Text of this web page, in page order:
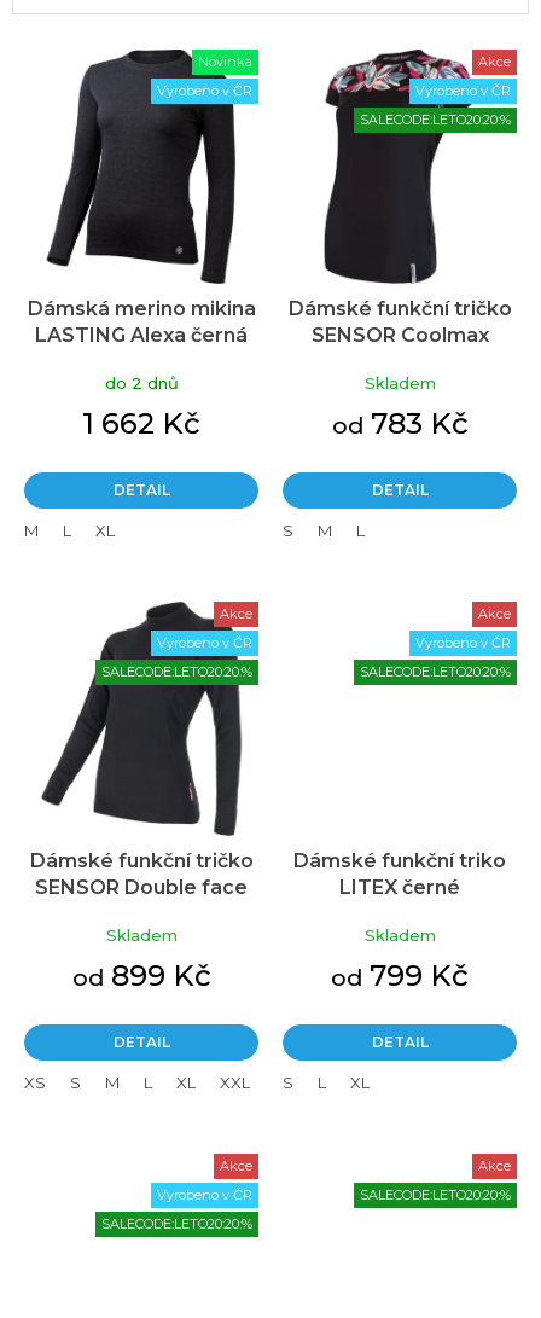
Novinka
Vyrobeno v ČR
Dámská merino mikina
LASTING Alexa černá
do 2 dnů
1 662 Kč
DETAIL
M L XL
Akce
Vyrobeno v ČR
SALECODE:LETO20:20:%
Dámské funkční tričko
SENSOR Coolmax
Skladem
od 783 Kč
DETAIL
S M L
Akce
Vyrobeno v ČR
SALECODE:LETO20:20:%
Dámské funkční tričko
SENSOR Double face
Skladem
od 899 Kč
DETAIL
XS S M L XL XXL
Akce
Vyrobeno v ČR
SALECODE:LETO20:20:%
Dámské funkční triko
LITEX černé
Skladem
od 799 Kč
DETAIL
S L XL
Akce
Vyrobeno v ČR
SALECODE:LETO20:20:%
Akce
SALECODE:LETO20:20:%